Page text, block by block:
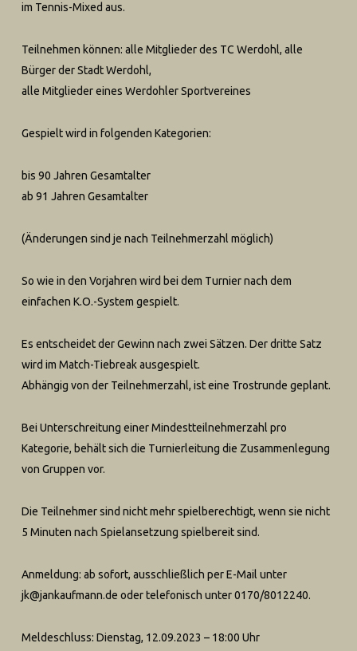
im Tennis-Mixed aus.
Teilnehmen können: alle Mitglieder des TC Werdohl, alle
Bürger der Stadt Werdohl,
alle Mitglieder eines Werdohler Sportvereines
Gespielt wird in folgenden Kategorien:
bis 90 Jahren Gesamtalter
ab 91 Jahren Gesamtalter
(Änderungen sind je nach Teilnehmerzahl möglich)
So wie in den Vorjahren wird bei dem Turnier nach dem
einfachen K.O.-System gespielt.
Es entscheidet der Gewinn nach zwei Sätzen. Der dritte Satz
wird im Match-Tiebreak ausgespielt.
Abhängig von der Teilnehmerzahl, ist eine Trostrunde geplant.
Bei Unterschreitung einer Mindestteilnehmerzahl pro
Kategorie, behält sich die Turnierleitung die Zusammenlegung
von Gruppen vor.
Die Teilnehmer sind nicht mehr spielberechtigt, wenn sie nicht
5 Minuten nach Spielansetzung spielbereit sind.
Anmeldung: ab sofort, ausschließlich per E-Mail unter
jk@jankaufmann.de oder telefonisch unter 0170/8012240.
Meldeschluss: Dienstag, 12.09.2023 – 18:00 Uhr